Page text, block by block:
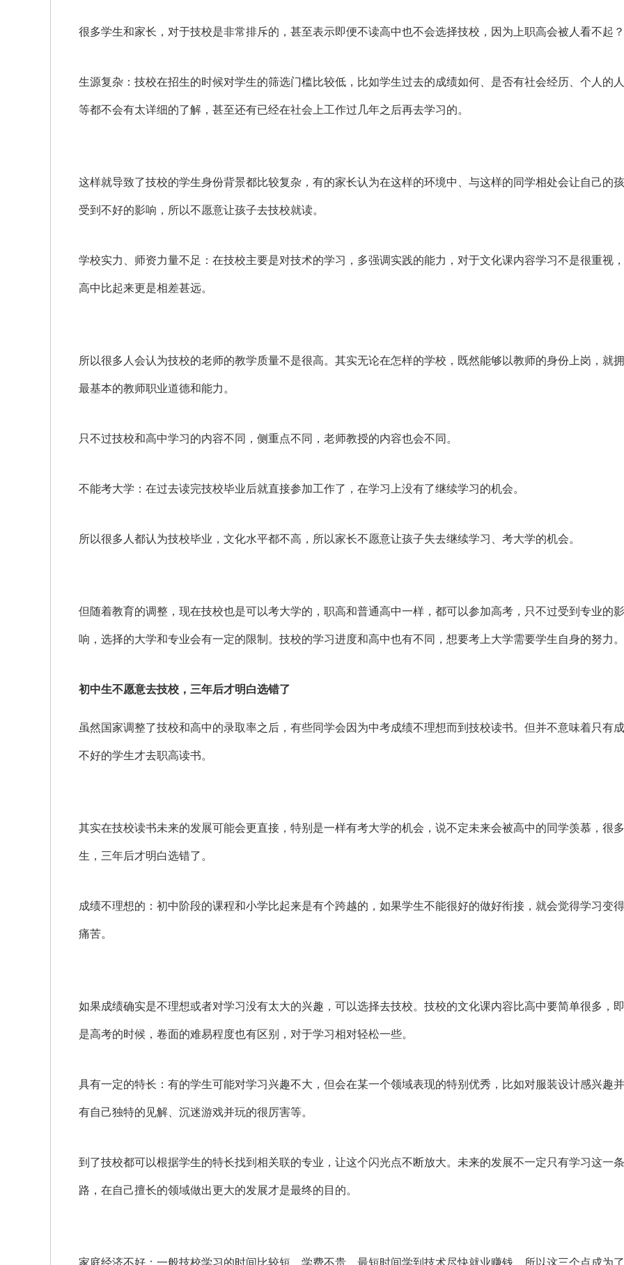
很多学生和家长，对于技校是非常排斥的，甚至表示即便不读高中也不会选择技校，因为上职高会被人看不起？
生源复杂：技校在招生的时候对学生的筛选门槛比较低，比如学生过去的成绩如何、是否有社会经历、个人的
等都不会有太详细的了解，甚至还有已经在社会上工作过几年之后再去学习的。
这样就导致了技校的学生身份背景都比较复杂，有的家长认为在这样的环境中、与这样的同学相处会让自己的
受到不好的影响，所以不愿意让孩子去技校就读。
学校实力、师资力量不足：在技校主要是对技术的学习，多强调实践的能力，对于文化课内容学习不是很重视
高中比起来更是相差甚远。
所以很多人会认为技校的老师的教学质量不是很高。其实无论在怎样的学校，既然能够以教师的身份上岗，就
最基本的教师职业道德和能力。
只不过技校和高中学习的内容不同，侧重点不同，老师教授的内容也会不同。
不能考大学：在过去读完技校毕业后就直接参加工作了，在学习上没有了继续学习的机会。
所以很多人都认为技校毕业，文化水平都不高，所以家长不愿意让孩子失去继续学习、考大学的机会。
但随着教育的调整，现在技校也是可以考大学的，职高和普通高中一样，都可以参加高考，只不过受到专业的影
响，选择的大学和专业会有一定的限制。技校的学习进度和高中也有不同，想要考上大学需要学生自身的努力。
初中生不愿意去技校，三年后才明白选错了
虽然国家调整了技校和高中的录取率之后，有些同学会因为中考成绩不理想而到技校读书。但并不意味着只有
不好的学生才去职高读书。
其实在技校读书未来的发展可能会更直接，特别是一样有考大学的机会，说不定未来会被高中的同学羡慕，很
生，三年后才明白选错了。
成绩不理想的：初中阶段的课程和小学比起来是有个跨越的，如果学生不能很好的做好衔接，就会觉得学习变
痛苦。
如果成绩确实是不理想或者对学习没有太大的兴趣，可以选择去技校。技校的文化课内容比高中要简单很多，
是高考的时候，卷面的难易程度也有区别，对于学习相对轻松一些。
具有一定的特长：有的学生可能对学习兴趣不大，但会在某一个领域表现的特别优秀，比如对服装设计感兴趣并
有自己独特的见解、沉迷游戏并玩的很厉害等。
到了技校都可以根据学生的特长找到相关联的专业，让这个闪光点不断放大。未来的发展不一定只有学习这一条
路，在自己擅长的领域做出更大的发展才是最终的目的。
家庭经济不好：一般技校学习的时间比较短、学费不贵、最短时间学到技术尽快就业赚钱，所以这三个点成为